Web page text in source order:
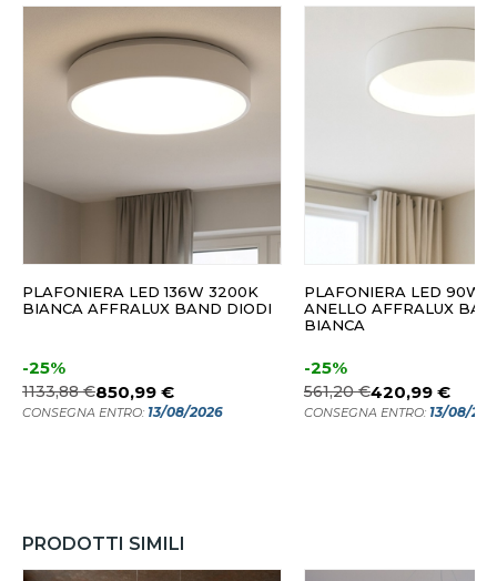
PLAFONIERA LED 136W 3200K
BIANCA AFFRALUX BAND DIODI
-25%
1133,88 €850,99 €
CONSEGNA ENTRO: 13/08/2026
PLAFONIERA LED 90W
ANELLO AFFRALUX
BIANCA
-25%
561,20 €420,99 €
CONSEGNA ENTRO: 13/08/
PRODOTTI SIMILI